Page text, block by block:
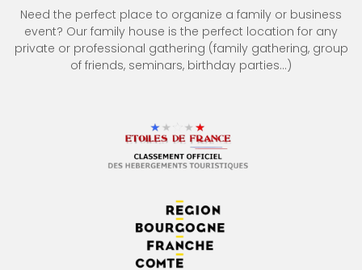
Need the perfect place to organize a family or business
event? Our family house is the perfect location for any
private or professional gathering (family gathering, group
of friends, seminars, birthday parties…)